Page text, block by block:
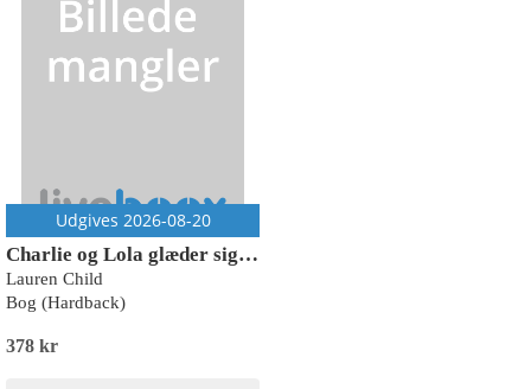
Udgives 2026-08-20
Charlie og Lola glæder sig til jul
Lauren Child
Bog (Hardback)
378 kr